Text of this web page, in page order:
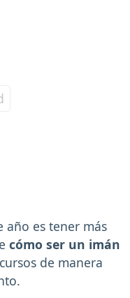
año es tener más
cómo ser un imán
de manera